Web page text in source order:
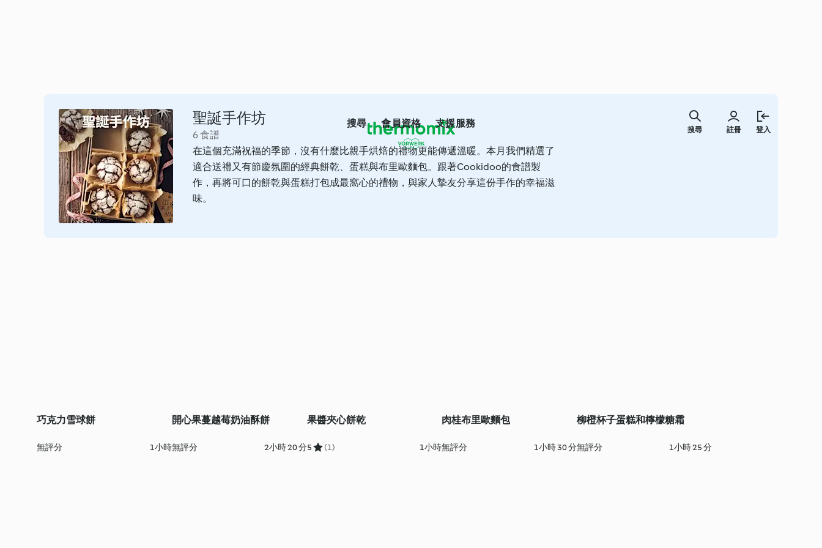
搜尋 會員資格 支援服務
註冊 登入
搜尋
聖誕手作坊
6 食譜
在這個充滿祝福的季節，沒有什麼比親手烘焙的禮物更能傳遞溫暖。本月我們精選了
適合送禮又有節慶氛圍的經典餅乾、蛋糕與布里歐麵包。跟著Cookidoo的食譜製
作，再將可口的餅乾與蛋糕打包成最窩心的禮物，與家人摯友分享這份手作的幸福滋
味。
巧克力雪球餅
無評分 1小時
開心果蔓越莓奶油酥餅
無評分 2小時 20 分
果醬夾心餅乾
5 (1) 1小時
肉桂布里歐麵包
無評分 1小時 30 分
柳橙杯子蛋糕和檸檬糖霜
無評分 1小時 25 分